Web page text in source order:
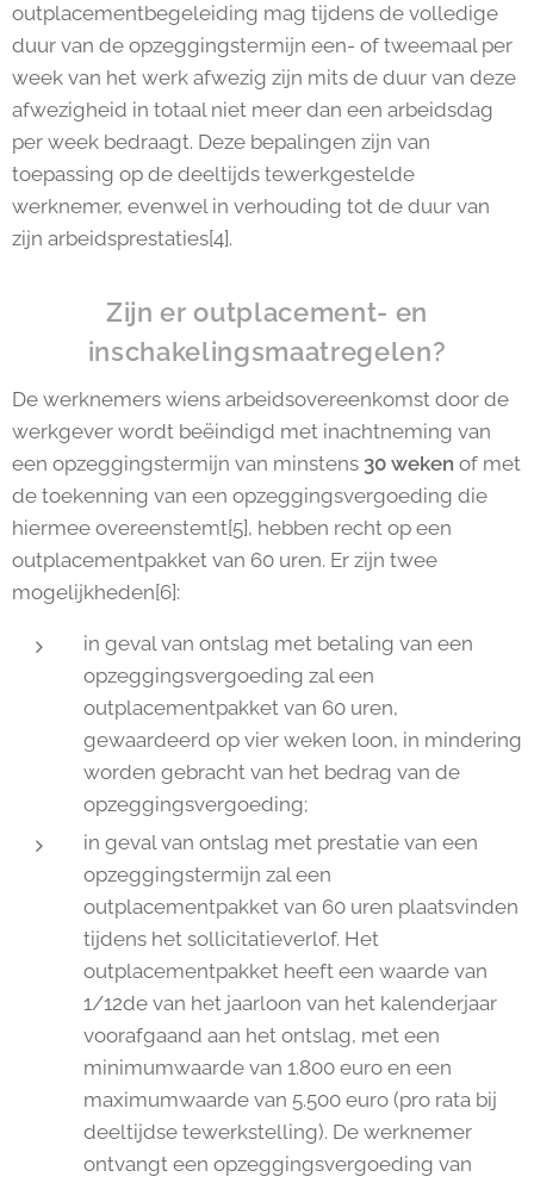
outplacementbegeleiding mag tijdens de volledige
duur van de opzeggingstermijn een- of tweemaal per
week van het werk afwezig zijn mits de duur van deze
afwezigheid in totaal niet meer dan een arbeidsdag
per week bedraagt. Deze bepalingen zijn van
toepassing op de deeltijds tewerkgestelde
werknemer, evenwel in verhouding tot de duur van
zijn arbeidsprestaties[4].
Zijn er outplacement- en
inschakelingsmaatregelen?
De werknemers wiens arbeidsovereenkomst door de
werkgever wordt beëindigd met inachtneming van
een opzeggingstermijn van minstens 30 weken of met
de toekenning van een opzeggingsvergoeding die
hiermee overeenstemt[5], hebben recht op een
outplacementpakket van 60 uren. Er zijn twee
mogelijkheden[6]:
in geval van ontslag met betaling van een
opzeggingsvergoeding zal een
outplacementpakket van 60 uren,
gewaardeerd op vier weken loon, in mindering
worden gebracht van het bedrag van de
opzeggingsvergoeding;
in geval van ontslag met prestatie van een
opzeggingstermijn zal een
outplacementpakket van 60 uren plaatsvinden
tijdens het sollicitatieverlof. Het
outplacementpakket heeft een waarde van
1/12de van het jaarloon van het kalenderjaar
voorafgaand aan het ontslag, met een
minimumwaarde van 1.800 euro en een
maximumwaarde van 5.500 euro (pro rata bij
deeltijdse tewerkstelling). De werknemer
ontvangt een opzeggingsvergoeding van